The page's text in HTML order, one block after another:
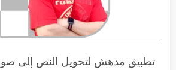
تطبيق مدهش لتحويل النص إلى